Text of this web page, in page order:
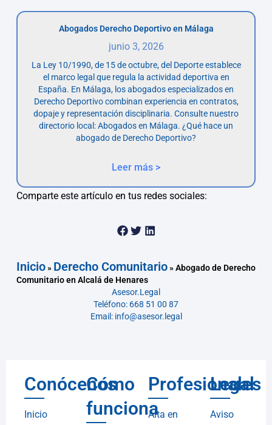
Abogados Derecho Deportivo en Málaga
junio 3, 2026
La Ley 10/1990, de 15 de octubre, del Deporte establece
el marco legal que regula la actividad deportiva en
España. En Málaga, los abogados especializados en
Derecho Deportivo combinan experiencia en contratos,
dopaje y representación disciplinaria. Consulte nuestro
directorio local: Abogados en Málaga. ¿Qué hace un
abogado de Derecho Deportivo?
Leer más >
Comparte este artículo en tus redes sociales:
Inicio» Derecho Comunitario»Abogado de Derecho
Comunitario en Alcalá de Henares
Asesor.Legal
Teléfono: 668 51 00 87
Email: info@asesor.legal
Conócenos
Inicio
Cómo
funciona
Profesionales
Alta en
Legal
Aviso